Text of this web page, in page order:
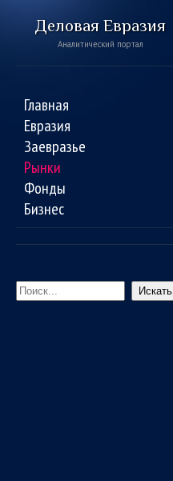
Деловая Евразия
Аналитический портал
Главная
Евразия
Заевразье
Рынки
Фонды
Бизнес
Искать